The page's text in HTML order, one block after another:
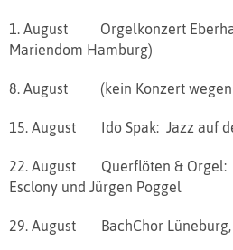
1. August Orgelkonzert
Mariendom Hamburg)
8. August (kein Konzert wegen
15. August Ido Spak: Jazz auf
22. August Querflöten & Orgel:
Esclony und Jürgen Poggel
29. August BachChor Lüneburg,